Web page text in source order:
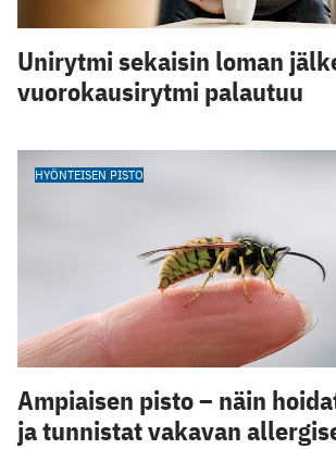
Unirytmi sekaisin loman
vuorokausirytmi palautuu
HYÖNTEISEN PISTO
Ampiaisen pisto – näin
ja tunnistat vakavan